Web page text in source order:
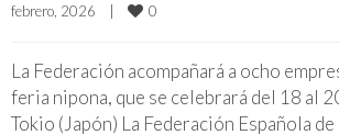
febrero, 2026
0
La Federación acompañará a ocho
feria nipona, que se celebrará del 18 al
Tokio (Japón) La Federación Española